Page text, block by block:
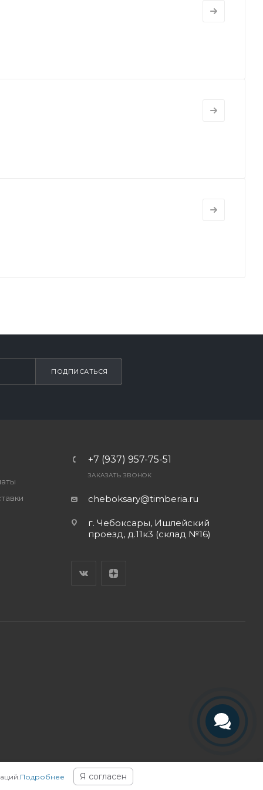
ПОДПИСАТЬСЯ
+7 (937) 957-75-51
ЗАКАЗАТЬ ЗВОНОК
cheboksary@timberia.ru
г. Чебоксары, Ишлейский
проезд, д.11к3 (склад №16)
Подробнее Я согласен